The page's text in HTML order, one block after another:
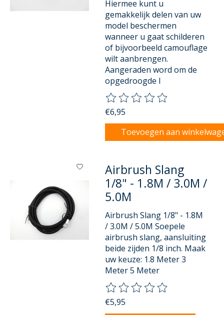
Hiermee kunt u
gemakkelijk delen van uw
model beschermen
wanneer u gaat schilderen
of bijvoorbeeld camouflage
wilt aanbrengen.
Aangeraden word om de
opgedroogde l
De beoordeling van dit
€6,95
Toevoegen aan
Airbrush Slang
1/8" - 1.8M / 3.0M /
5.0M
Airbrush Slang 1/8" - 1.8M
/ 3.0M / 5.0M Soepele
airbrush slang, aansluiting
beide zijden 1/8 inch. Maak
uw keuze: 1.8 Meter 3
Meter 5 Meter
De beoordeling van dit
€5,95